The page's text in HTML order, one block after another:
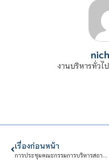
งานบริหารทั่วไ
เรื่องก่อนหน้า
การประชุมคณะกรรมการบริหารสถาบันเทคโนโลยีจิตรลดา (กบส.)